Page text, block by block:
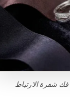
شفرة الارتباط